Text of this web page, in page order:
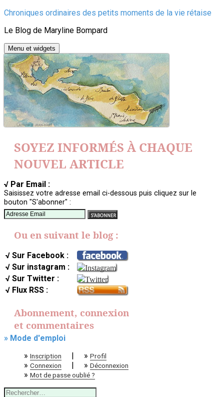
Aller
contenu
Chroniques ordinaires des petits moments de la vie rétaise
Le Blog de Maryline Bompard
Menu et widgets
SOYEZ INFORMÉS À CHAQUE
NOUVEL ARTICLE
√ Par Email :
Saisissez votre adresse email ci-dessous puis cliquez sur le
bouton "S'abonner" :
Ou en suivant le blog :
√ Sur Facebook :
√ Sur instagram :
√ Sur Twitter :
√ Flux RSS :
Abonnement, connexion
et commentaires
» Mode d'emploi
» Inscription | » Profil
» Connexion | » Déconnexion
» Mot de passe oublié ?
Rechercher :